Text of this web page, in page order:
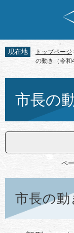
先
頭
す。
を
飛
し
へ
現在地 トップページ
の動き（令和
市長の
ペ
市長の動